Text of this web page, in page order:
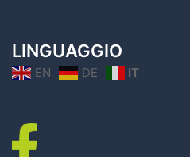
LINGUAGGIO
EN DE IT